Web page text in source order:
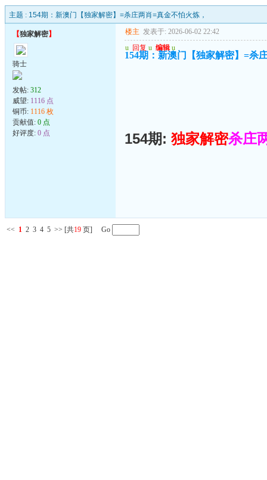
主题 : 154期：新澳门【独家解密】=杀庄两肖=真金不怕火炼，
【独家解密】
骑士
发帖: 312
威望: 1116 点
铜币: 1116 枚
贡献值: 0 点
好评度: 0 点
楼主 发表于: 2026-06-02 22:42
u 回复 u 编辑 u
154期：新澳门【独家解密】=杀
154期: 独家解密杀庄
<< 1 2 3 4 5 >> [共19 页] Go